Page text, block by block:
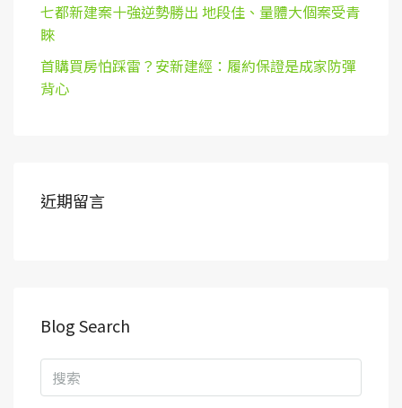
七都新建案十強逆勢勝出 地段佳、量體大個案受青
睞
首購買房怕踩雷？安新建經：履約保證是成家防彈
背心
近期留言
Blog Search